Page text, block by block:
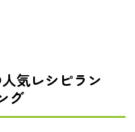
気レシピラン
グ